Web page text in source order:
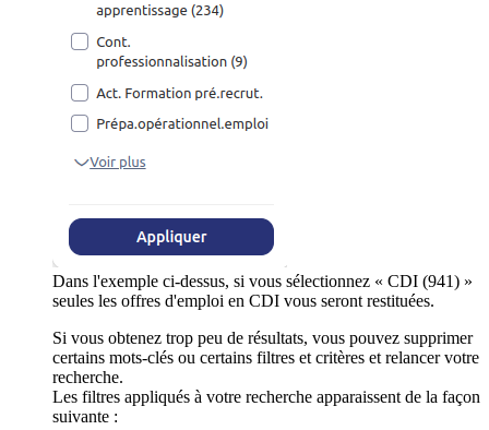
Dans l'exemple ci-dessus, si vous sélectionnez « CDI (941) »
seules les offres d'emploi en CDI vous seront restituées.
Si vous obtenez trop peu de résultats, vous pouvez supprimer
certains mots-clés ou certains filtres et critères et relancer votre
recherche.
Les filtres appliqués à votre recherche apparaissent de la façon
suivante :